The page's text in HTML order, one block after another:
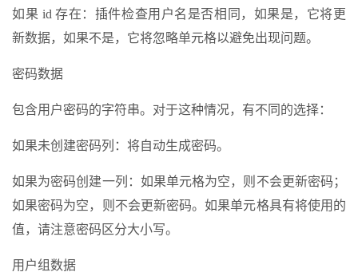
如果 id 存在：插件检查用户名是否相同，如果是，它将更
新数据，如果不是，它将忽略单元格以避免出现问题。
密码数据
包含用户密码的字符串。对于这种情况，有不同的选择：
如果未创建密码列：将自动生成密码。
如果为密码创建一列：如果单元格为空，则不会更新密码；
如果密码为空，则不会更新密码。如果单元格具有将使用的
值，请注意密码区分大小写。
用户组数据